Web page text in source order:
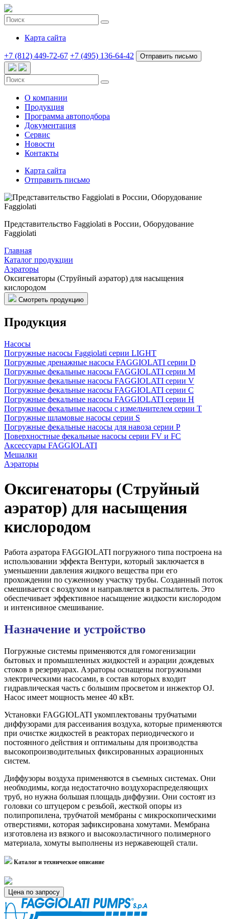
Карта сайта
+7 (812) 449-72-67 +7 (495) 136-64-42 Отправить письмо
О компании
Продукция
Программа автоподбора
Документация
Cервис
Новости
Контакты
Карта сайта
Отправить письмо
Представительство Faggiolati в России, Оборудование
Faggiolati
Главная
Каталог продукции
Аэраторы
Оксигенаторы (Струйный аэратор) для насыщения
кислородом
Смотреть продукцию
Продукция
Насосы
Погружные насосы Faggiolati серии LIGHT
Погружные дренажные насосы FAGGIOLATI серии D
Погружные фекальные насосы FAGGIOLATI серии M
Погружные фекальные насосы FAGGIOLATI серии V
Погружные фекальные насосы FAGGIOLATI серии С
Погружные фекальные насосы FAGGIOLATI серии H
Погружные фекальные насосы с измельчителем серии T
Погружные шламовые насосы серии S
Погружные фекальные насосы для навоза серии P
Поверхностные фекальные насосы серии FV и FC
Аксессуары FAGGIOLATI
Мешалки
Аэраторы
Оксигенаторы (Струйный
аэратор) для насыщения
кислородом
Работа аэратора FAGGIOLATI погружного типа построена на
использовании эффекта Вентури, который заключается в
уменьшении давления жидкого вещества при его
прохождении по суженному участку трубы. Созданный поток
смешивается с воздухом и направляется в распылитель. Это
обеспечивает эффективное насыщение жидкости кислородом
и интенсивное смешивание.
Назначение и устройство
Погружные системы применяются для гомогенизации
бытовых и промышленных жидкостей и аэрации дождевых
стоков в резервуарах. Аэраторы оснащены погружными
электрическими насосами, в состав которых входит
гидравлическая часть с большим просветом и инжектор OJ.
Насос имеет мощность менее 40 кВт.
Установки FAGGIOLATI укомплектованы трубчатыми
диффузорами для рассеивания воздуха, которые применяются
при очистке жидкостей в реакторах периодического и
постоянного действия и оптимальны для производства
высокопроизводительных фиксированных аэрационных
систем.
Диффузоры воздуха применяются в съемных системах. Они
необходимы, когда недостаточно воздухораспределяющих
труб, но нужна большая площадь диффузии. Они состоят из
головки со штуцером с резьбой, жесткой опоры из
полипропилена, трубчатой мембраны с микроскопическими
отверстиями, которая зафиксирована хомутами. Мембрана
изготовлена из вязкого и высокоэластичного полимерного
материала, хомуты выполнены из нержавеющей стали.
Каталог и техническое описание
Цена по запросу